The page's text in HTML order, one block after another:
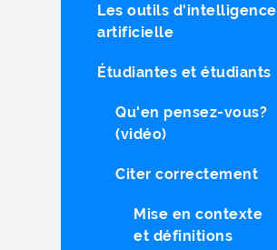
Les outils d'intelligence
artificielle
Étudiantes et étudiants
Qu'en pensez-vous?
(vidéo)
Citer correctement
Mise en contexte
et définitions